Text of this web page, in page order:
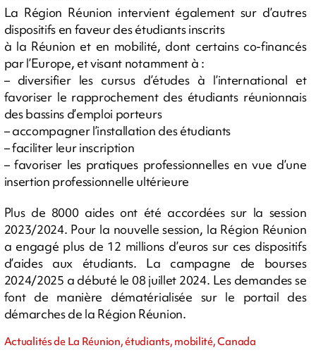
La Région Réunion intervient également sur d’autres
dispositifs en faveur des étudiants inscrits
à la Réunion et en mobilité, dont certains co-financés
par l’Europe, et visant notamment à :
– diversifier les cursus d’études à l’international et
favoriser le rapprochement des étudiants réunionnais
des bassins d’emploi porteurs
– accompagner l’installation des étudiants
– faciliter leur inscription
– favoriser les pratiques professionnelles en vue d’une
insertion professionnelle ultérieure
Plus de 8000 aides ont été accordées sur la session
2023/2024. Pour la nouvelle session, la Région Réunion
a engagé plus de 12 millions d’euros sur ces dispositifs
d’aides aux étudiants. La campagne de bourses
2024/2025 a débuté le 08 juillet 2024. Les demandes se
font de manière dématérialisée sur le portail des
démarches de la Région Réunion.
Actualités de La Réunion, étudiants, mobilité, Canada